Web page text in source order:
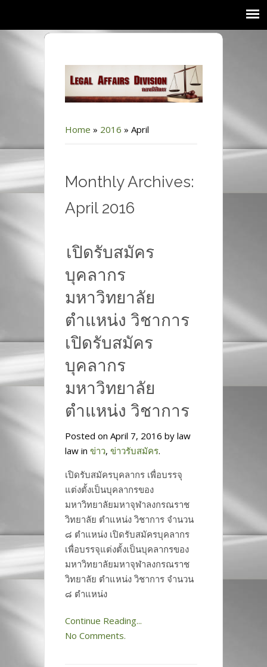
Home » 2016 » April
Monthly Archives:
April 2016
เปิดรับสมัคร
บุคลากร
มหาวิทยาลัย
ตำแหน่ง วิชาการ
เปิดรับสมัคร
บุคลากร
มหาวิทยาลัย
ตำแหน่ง วิชาการ
Posted on April 7, 2016 by law
law in ข่าว, ข่าวรับสมัคร.
เปิดรับสมัครบุคลากร เพื่อบรรจุ
แต่งตั้งเป็นบุคลากรของ
มหาวิทยาลัยมหาจุฬาลงกรณราช
วิทยาลัย ตำแหน่ง วิชาการ จำนวน
๘ ตำแหน่ง เปิดรับสมัครบุคลากร
เพื่อบรรจุแต่งตั้งเป็นบุคลากรของ
มหาวิทยาลัยมหาจุฬาลงกรณราช
วิทยาลัย ตำแหน่ง วิชาการ จำนวน
๘ ตำแหน่ง
Continue Reading...
No Comments.